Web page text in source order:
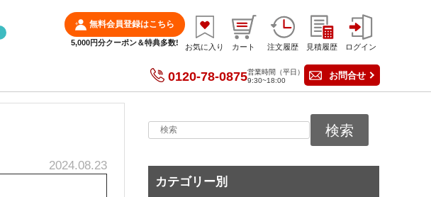
無料会員登録はこちら
5,000円分クーポン＆特典多数! お気に入り カート 注文履歴 見積履歴 ログイン
0120-78-0875営業時間（平日）
9:30~18:00
お問合せ
2024.08.23
検索
カテゴリー別